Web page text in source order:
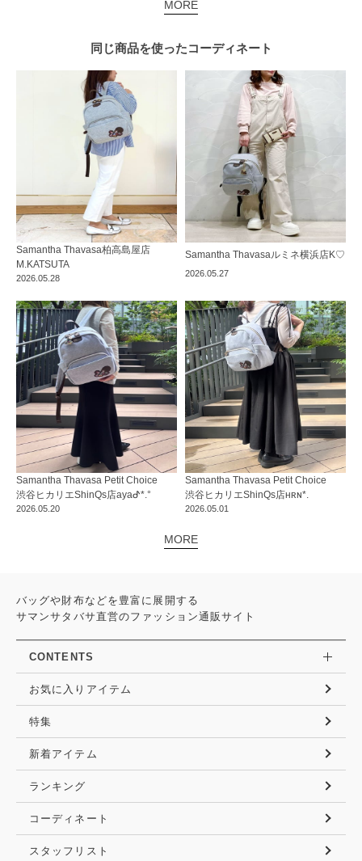
MORE
同じ商品を使ったコーディネート
2026.05.28
Samantha Thavasa柏高島屋店
M.KATSUTA
2026.05.27
Samantha Thavasaルミネ横浜店K♡
2026.05.20
Samantha Thavasa Petit Choice
渋谷ヒカリエShinQs店ayaᕷ*.°
2026.05.01
Samantha Thavasa Petit Choice
渋谷ヒカリエShinQs店ʜʀɴ*.
MORE
バッグや財布などを豊富に展開する
サマンサタバサ直営のファッション通販サイト
CONTENTS
お気に入りアイテム
特集
新着アイテム
ランキング
コーディネート
スタッフリスト